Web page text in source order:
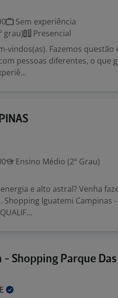
Sem experiência
grau)
Presencial
vindos(as). Fazemos questão
pessoas diferentes, o que
Ensino Médio (2º Grau)
e alto astral? Venha
Shopping Iguatemi Campinas -
- Shopping Parque Das